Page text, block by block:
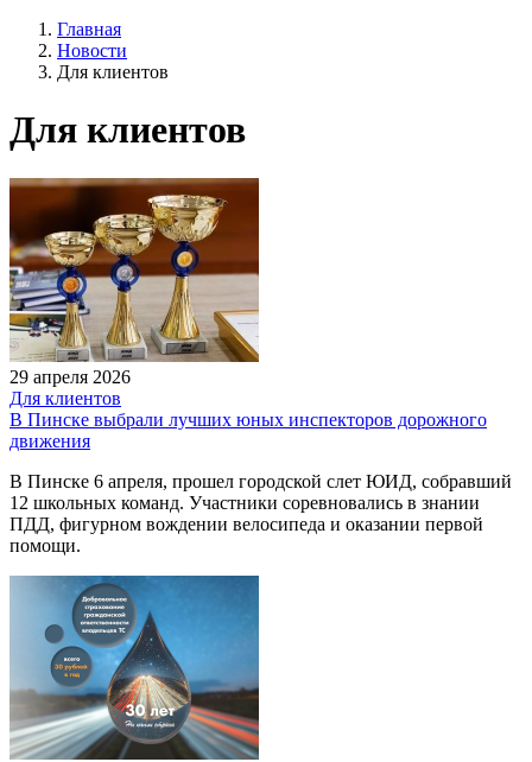
Главная
Новости
Для клиентов
Для клиентов
29 апреля 2026
Для клиентов
В Пинске выбрали лучших юных инспекторов дорожного
движения
В Пинске 6 апреля, прошел городской слет ЮИД, собравший
12 школьных команд. Участники соревновались в знании
ПДД, фигурном вождении велосипеда и оказании первой
помощи.